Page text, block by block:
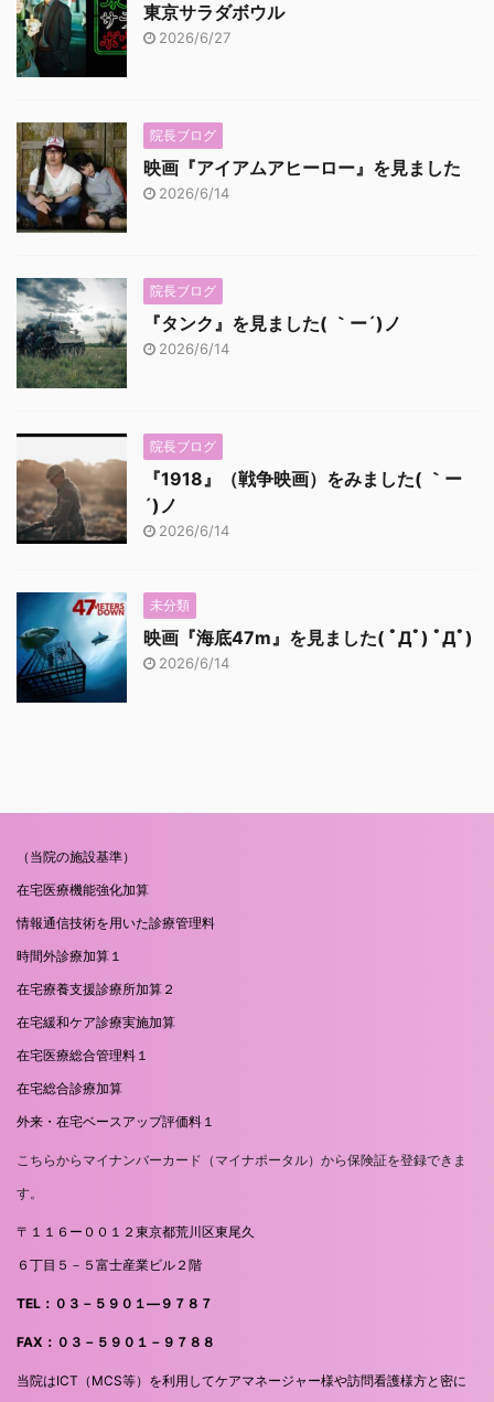
東京サラダボウル
2026/6/27
院長ブログ
映画『アイアムアヒーロー』を見ました
2026/6/14
院長ブログ
『タンク』を見ました( ｀ー´)ノ
2026/6/14
院長ブログ
『1918』（戦争映画）をみました( ｀ー
´)ノ
2026/6/14
未分類
映画『海底47m』を見ました( ﾟДﾟ) ﾟДﾟ)
2026/6/14
（当院の施設基準）
在宅医療機能強化加算
情報通信技術を用いた診療管理料
時間外診療加算１
在宅療養支援診療所加算２
在宅緩和ケア診療実施加算
在宅医療総合管理料１
在宅総合診療加算
外来・在宅ベースアップ評価料１
こちらからマイナンバーカード（マイナポータル）から保険証を登録できま
す。
〒１１６ー００１２東京都荒川区東尾久
６丁目５－５富士産業ビル２階
TEL：０３－５９０１―９７８７
FAX：０３－５９０１－９７８８
当院はICT（MCS等）を利用してケアマネージャー様や訪問看護様方と密に